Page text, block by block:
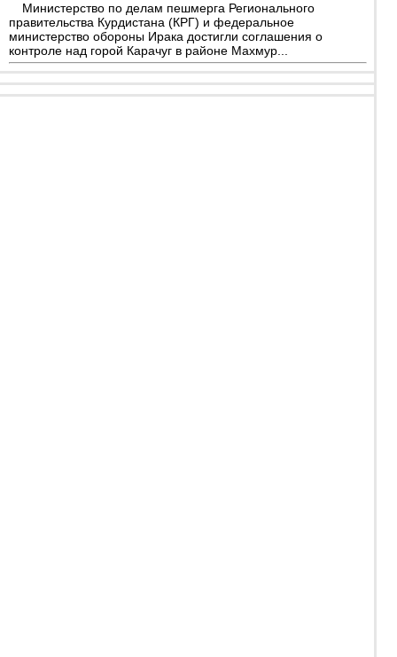
Министерство по делам пешмерга Регионального
правительства Курдистана (КРГ) и федеральное
министерство обороны Ирака достигли соглашения о
контроле над горой Карачуг в районе Махмур...